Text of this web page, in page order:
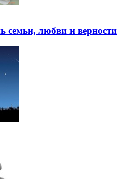
семьи, любви и верности